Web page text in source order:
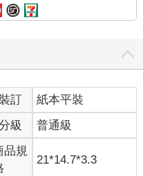
很笨，頭只適合拿來躺在枕
了不少功德。」
出努力就獲得成功。」
女闔上了課本。我感到有些
信心，我趕緊握住她的手
師。」
雅，我忍不住看向鏡中的倒
裝訂
紙本平裝
級 普通級
品規
21*14.7*3.3